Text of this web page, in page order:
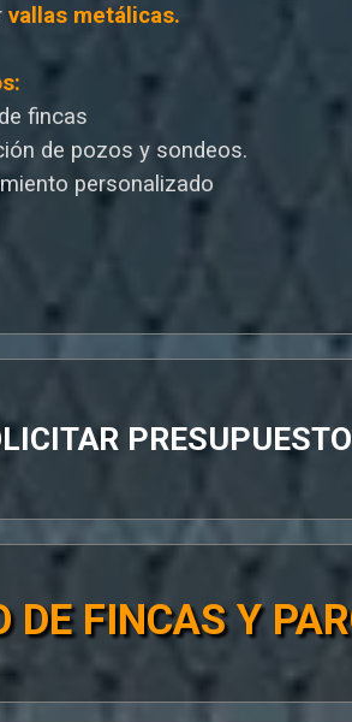
vallas metálicas.
fincas
de pozos y sondeos.
personalizado
PRESUPUESTO
DE FINCAS Y